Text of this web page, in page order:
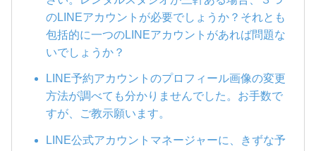
のLINEアカウントが必要でしょうか？それとも
包括的に一つのLINEアカウントがあれば問題な
いでしょうか？
LINE予約アカウントのプロフィール画像の変更
方法が調べても分かりませんでした。お手数で
すが、ご教示願います。
LINE公式アカウントマネージャーに、きずな予